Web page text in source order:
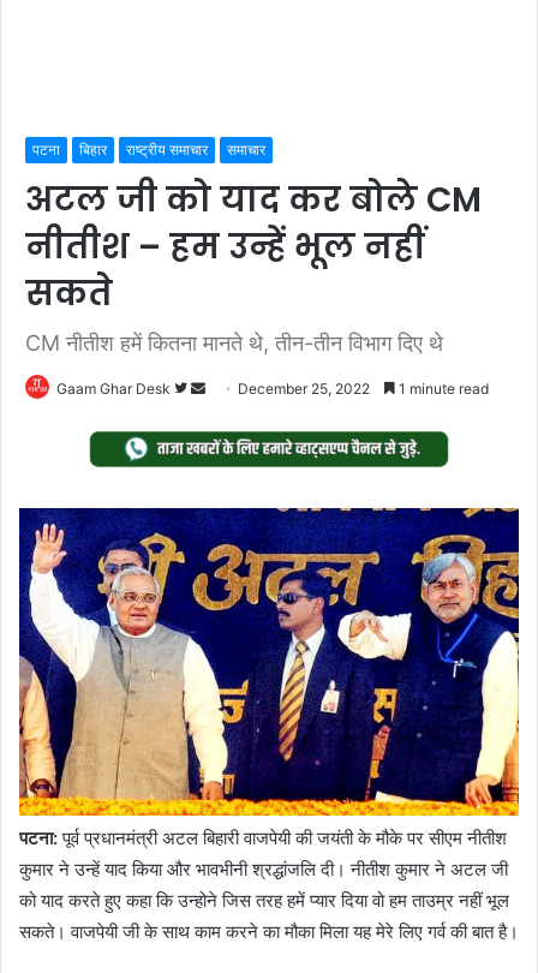
पटना बिहार राष्ट्रीय समाचार समाचार
अटल जी को याद कर बोले CM
नीतीश – हम उन्हें भूल नहीं
सकते
CM नीतीश हमें कितना मानते थे, तीन-तीन विभाग दिए थे
Gaam Ghar Desk
Follow
Twitter
Send
email
December 25, 2022 1 minute read
पटना:पूर्व प्रधानमंत्री अटल बिहारी वाजपेयी की जयंती के मौके पर सीएम नीतीश
कुमार ने उन्हें याद किया और भावभीनी श्रद्धांजलि दी। नीतीश कुमार ने अटल जी
को याद करते हुए कहा कि उन्होने जिस तरह हमें प्यार दिया वो हम ताउम्र नहीं भूल
सकते। वाजपेयी जी के साथ काम करने का मौका मिला यह मेरे लिए गर्व की बात है।